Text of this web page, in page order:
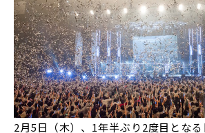
2月5日（木）、1年半ぶり2度目とな